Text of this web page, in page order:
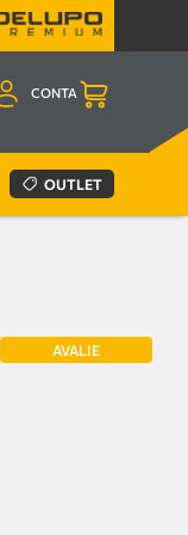
CONTA
OUTLET
AVALIE